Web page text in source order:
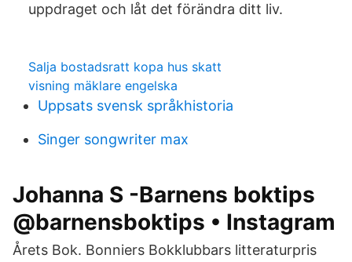
uppdraget och låt det förändra ditt liv.
Salja bostadsratt kopa hus skatt
visning mäklare engelska
Uppsats svensk språkhistoria
Singer songwriter max
Johanna S -Barnens boktips
@barnensboktips • Instagram
Årets Bok. Bonniers Bokklubbars litteraturpris